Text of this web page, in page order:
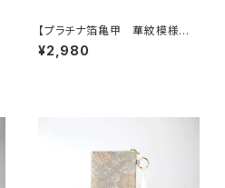
【プラチナ箔亀甲 華紋模様
シルク帯リメイク ミニポーチ】
カードケース、ポーチ小さめ、ジ
¥2,980